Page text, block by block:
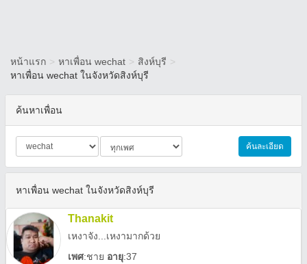
หน้าแรก > หาเพื่อน wechat > สิงห์บุรี >
หาเพื่อน wechat ในจังหวัดสิงห์บุรี
ค้นหาเพื่อน
ค้นละเอียด
หาเพื่อน wechat ในจังหวัดสิงห์บุรี
Thanakit
เหงาจัง...เหงามากด้วย
เพศ:ชาย อายุ:37